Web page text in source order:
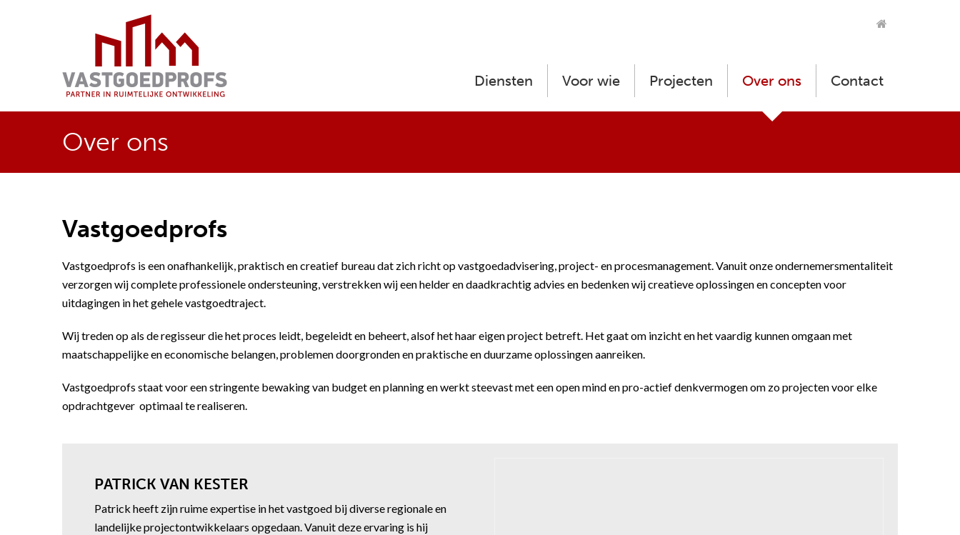
Diensten Voor wie Projecten Over ons Contact
Over ons
Vastgoedprofs
Vastgoedprofs is een onafhankelijk, praktisch en creatief bureau dat zich richt op vastgoedadvisering, project- en procesmanagement. Vanuit onze ondernemersmentaliteit
verzorgen wij complete professionele ondersteuning, verstrekken wij een helder en daadkrachtig advies en bedenken wij creatieve oplossingen en concepten voor
uitdagingen in het gehele vastgoedtraject.
Wij treden op als de regisseur die het proces leidt, begeleidt en beheert, alsof het haar eigen project betreft. Het gaat om inzicht en het vaardig kunnen omgaan met
maatschappelijke en economische belangen, problemen doorgronden en praktische en duurzame oplossingen aanreiken.
Vastgoedprofs staat voor een stringente bewaking van budget en planning en werkt steevast met een open mind en pro-actief denkvermogen om zo projecten voor elke
opdrachtgever optimaal te realiseren.
PATRICK VAN KESTER
Patrick heeft zijn ruime expertise in het vastgoed bij diverse regionale en
landelijke projectontwikkelaars opgedaan. Vanuit deze ervaring is hij